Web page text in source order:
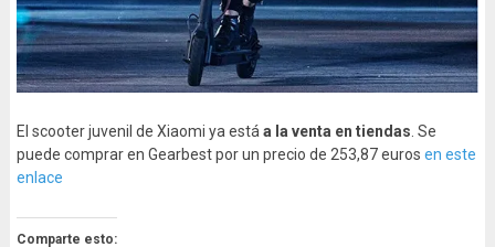
El scooter juvenil de Xiaomi ya está a la venta en tiendas . Se
puede comprar en Gearbest por un precio de 253,87 euros en este
enlace
Comparte esto: